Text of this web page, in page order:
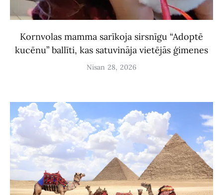
Kornvolas mamma sarīkoja sirsnīgu “Adoptē
kucēnu” ballīti, kas satuvināja vietējās ģimenes
Nisan 28, 2026